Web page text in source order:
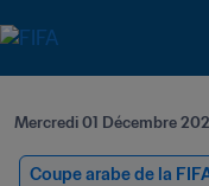
Mercredi 01 Décembre
Coupe arabe de la